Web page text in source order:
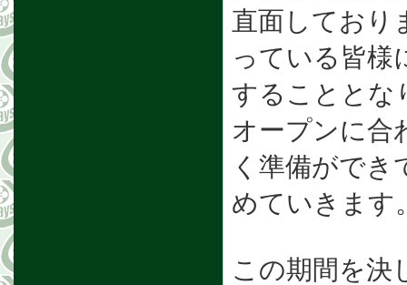
直面しており
っている皆様
することとな
オープンに合
く準備がで
めていきます
この期間を決